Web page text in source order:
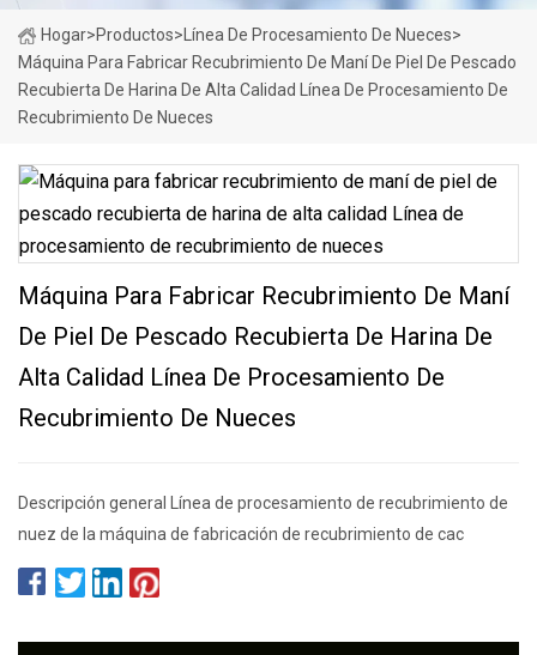
Hogar>Productos> Línea De Procesamiento De Nueces>
Máquina Para Fabricar Recubrimiento De Maní De Piel De Pescado
Recubierta De Harina De Alta Calidad Línea De Procesamiento De
Recubrimiento De Nueces
Máquina Para Fabricar Recubrimiento De Maní
De Piel De Pescado Recubierta De Harina De
Alta Calidad Línea De Procesamiento De
Recubrimiento De Nueces
Descripción general Línea de procesamiento de recubrimiento de
nuez de la máquina de fabricación de recubrimiento de cac